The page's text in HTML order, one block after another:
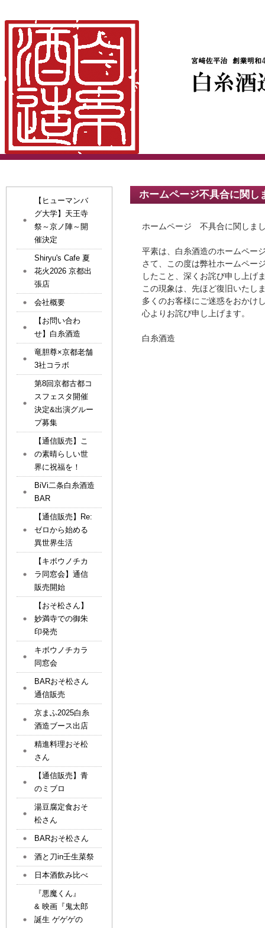
ホームページ不具合に関し
ホームページ 不具合に関しま
平素は、白糸酒造のホームペー
さて、この度は弊社ホームペー
したこと、深くお詫び申し上げ
この現象は、先ほど復旧いたし
多くのお客様にご迷惑をおかけ
心よりお詫び申し上げます。
白糸酒造
【ヒューマンバ
グ大学】天王寺
祭～京ノ陣～開
催決定
Shiryu's Cafe 夏
花火2026 京都出
張店
会社概要
【お問い合わ
せ】白糸酒造
竜胆尊×京都老舗
3社コラボ
第8回京都古都コ
スフェスタ開催
決定&出演グルー
プ募集
【通信販売】こ
の素晴らしい世
界に祝福を！
BiVi二条白糸酒造
BAR
【通信販売】Re:
ゼロから始める
異世界生活
【キボウノチカ
ラ同窓会】通信
販売開始
【おそ松さん】
妙満寺での御朱
印発売
キボウノチカラ
同窓会
BARおそ松さん
通信販売
京まふ2025白糸
酒造ブース出店
精進料理おそ松
さん
【通信販売】青
のミブロ
湯豆腐定食おそ
松さん
BARおそ松さん
酒と刀in壬生菜祭
日本酒飲み比べ
『悪魔くん』
& 映画『鬼太郎
誕生 ゲゲゲの